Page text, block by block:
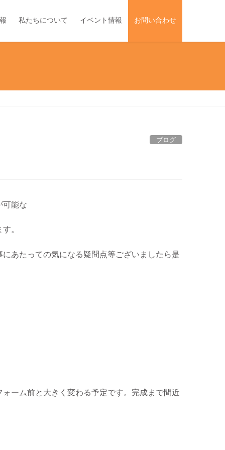
私たちについて イベント情報 お問い合わせ
ブログ
可能な
。
あたっての気になる疑問点等ございましたら是
ーム前と大きく変わる予定です。完成まで間近